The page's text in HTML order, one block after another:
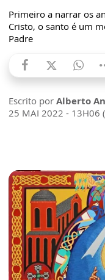
Primeiro a narrar os
Cristo, o santo é um
Padre
Escrito por Alberto
25 MAI 2022 - 13H06